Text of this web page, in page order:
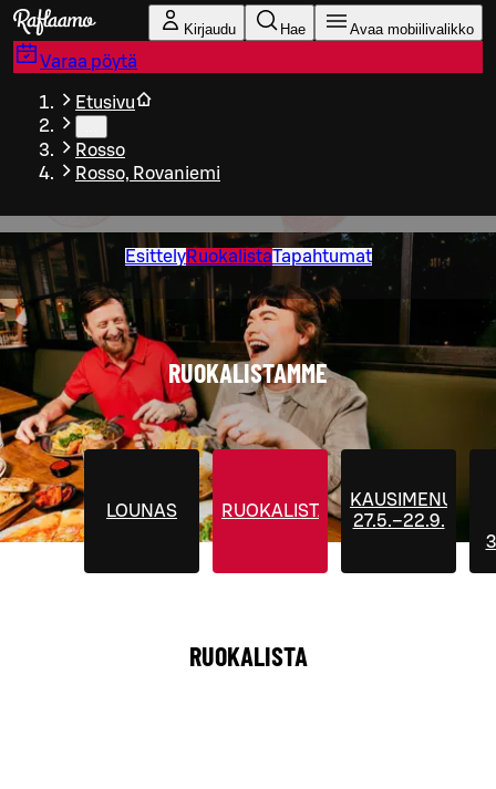
Siirry pääsisältöön
Kirjaudu Hae Avaa mobiilivalikko
Varaa pöytä
Etusivu
Rosso
Rosso, Rovaniemi
EsittelyRuokalistaTapahtumat
RUOKALISTAMME
LOUNAS RUOKALISTA
KAUSIMENUT
27.5.–22.9.
RUOKALISTA